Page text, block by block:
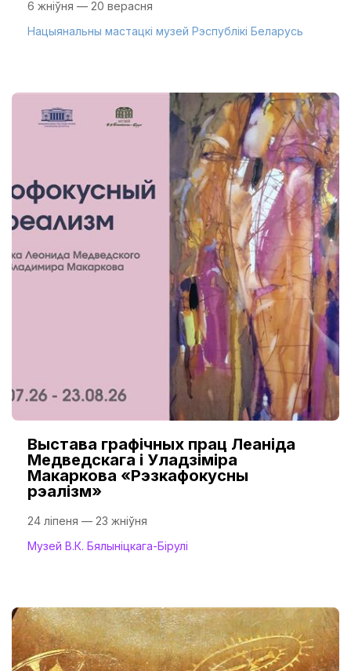
6 жніўня — 20 верасня
Нацыянальны мастацкі музей Рэспублікі Беларусь
Выстава графічных прац Леаніда
Медведскага і Уладзіміра
Макаркова «Рэзкафокусны
рэалізм»
24 ліпеня — 23 жніўня
Музей В.К. Бялыніцкага-Бірулі